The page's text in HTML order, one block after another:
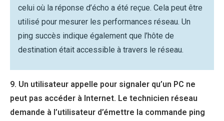
celui où la réponse d’écho a été reçue. Cela peut être
utilisé pour mesurer les performances réseau. Un
ping succès indique également que l’hôte de
destination était accessible à travers le réseau.
9. Un utilisateur appelle pour signaler qu’un PC ne
peut pas accéder à Internet. Le technicien réseau
demande à l’utilisateur d’émettre la commande ping